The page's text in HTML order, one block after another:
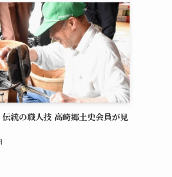
統の職人技 高崎郷土史会員が見